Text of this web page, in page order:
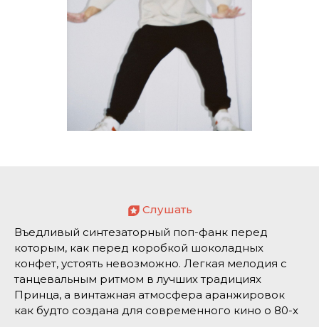
Слушать
Въедливый синтезаторный поп-фанк перед
которым, как перед коробкой шоколадных
конфет, устоять невозможно. Легкая мелодия с
танцевальным ритмом в лучших традициях
Принца, а винтажная атмосфера аранжировок
как будто создана для современного кино о 80-х